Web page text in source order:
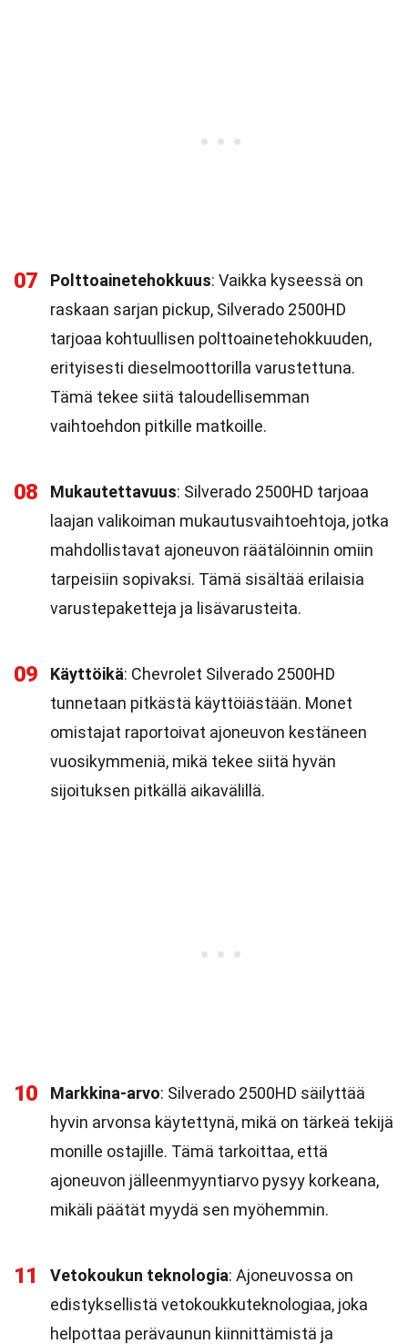
07 Polttoainetehokkuus: Vaikka kyseessä on
raskaan sarjan pickup, Silverado 2500HD
tarjoaa kohtuullisen polttoainetehokkuuden,
erityisesti dieselmoottorilla varustettuna.
Tämä tekee siitä taloudellisemman
vaihtoehdon pitkille matkoille.
08 Mukautettavuus: Silverado 2500HD tarjoaa
laajan valikoiman mukautusvaihtoehtoja, jotka
mahdollistavat ajoneuvon räätälöinnin omiin
tarpeisiin sopivaksi. Tämä sisältää erilaisia
varustepaketteja ja lisävarusteita.
09 Käyttöikä: Chevrolet Silverado 2500HD
tunnetaan pitkästä käyttöiästään. Monet
omistajat raportoivat ajoneuvon kestäneen
vuosikymmeniä, mikä tekee siitä hyvän
sijoituksen pitkällä aikavälillä.
10 Markkina-arvo: Silverado 2500HD säilyttää
hyvin arvonsa käytettynä, mikä on tärkeä tekijä
monille ostajille. Tämä tarkoittaa, että
ajoneuvon jälleenmyyntiarvo pysyy korkeana,
mikäli päätät myydä sen myöhemmin.
11 Vetokoukun teknologia: Ajoneuvossa on
edistyksellistä vetokoukkuteknologiaa, joka
helpottaa perävaunun kiinnittämistä ja